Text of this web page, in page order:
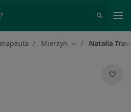
Mierzyn Zmień miasto
Natalia